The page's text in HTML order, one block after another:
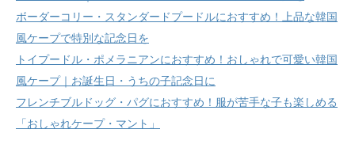
ボーダーコリー・スタンダードプードルにおすすめ！上品な韓国
風ケープで特別な記念日を
トイプードル・ポメラニアンにおすすめ！おしゃれで可愛い韓国
風ケープ｜お誕生日・うちの子記念日に
フレンチブルドッグ・パグにおすすめ！服が苦手な子も楽しめる
「おしゃれケープ・マント」